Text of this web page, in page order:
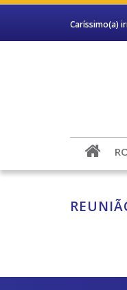
Caríssimo(a)